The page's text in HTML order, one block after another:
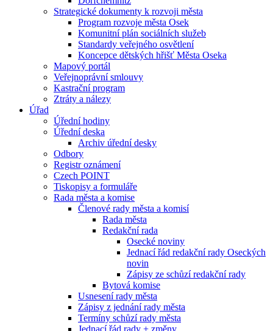
Strategické dokumenty k rozvoji města
Program rozvoje města Osek
Komunitní plán sociálních služeb
Standardy veřejného osvětlení
Koncepce dětských hřišť Města Oseka
Mapový portál
Veřejnoprávní smlouvy
Kastrační program
Ztráty a nálezy
Úřad
Úřední hodiny
Úřední deska
Archiv úřední desky
Odbory
Registr oznámení
Czech POINT
Tiskopisy a formuláře
Rada města a komise
Členové rady města a komisí
Rada města
Redakční rada
Osecké noviny
Jednací řád redakční rady Oseckých
novin
Zápisy ze schůzí redakční rady
Bytová komise
Usnesení rady města
Zápisy z jednání rady města
Termíny schůzí rady města
Jednací řád rady + změny